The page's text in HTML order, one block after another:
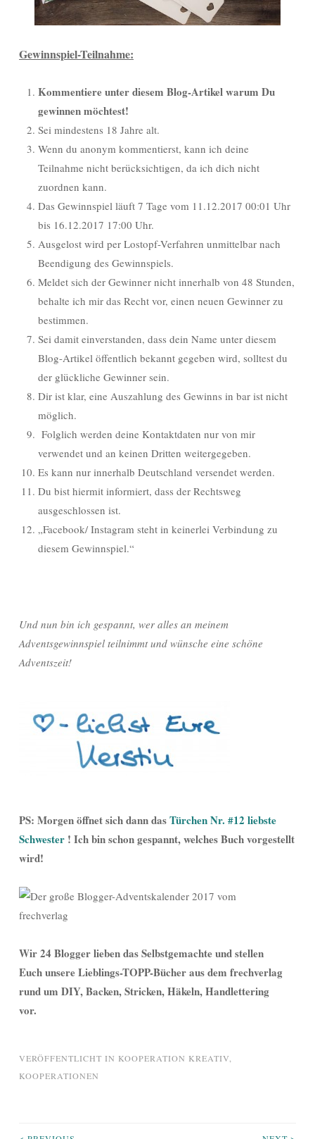
Gewinnspiel-Teilnahme:
Kommentiere unter diesem Blog-Artikel warum Du
gewinnen möchtest!
Sei mindestens 18 Jahre alt.
Wenn du anonym kommentierst, kann ich deine
Teilnahme nicht berücksichtigen, da ich dich nicht
zuordnen kann.
Das Gewinnspiel läuft 7 Tage vom 11.12.2017 00:01 Uhr
bis 16.12.2017 17:00 Uhr.
Ausgelost wird per Lostopf-Verfahren unmittelbar nach
Beendigung des Gewinnspiels.
Meldet sich der Gewinner nicht innerhalb von 48 Stunden,
behalte ich mir das Recht vor, einen neuen Gewinner zu
bestimmen.
Sei damit einverstanden, dass dein Name unter diesem
Blog-Artikel öffentlich bekannt gegeben wird, solltest du
der glückliche Gewinner sein.
Dir ist klar, eine Auszahlung des Gewinns in bar ist nicht
möglich.
Folglich werden deine Kontaktdaten nur von mir
verwendet und an keinen Dritten weitergegeben.
Es kann nur innerhalb Deutschland versendet werden.
Du bist hiermit informiert, dass der Rechtsweg
ausgeschlossen ist.
„Facebook/ Instagram steht in keinerlei Verbindung zu
diesem Gewinnspiel.“
Und nun bin ich gespannt, wer alles an meinem
Adventsgewinnspiel teilnimmt und wünsche eine schöne
Adventszeit!
PS: Morgen öffnet sich dann dasTürchen Nr. #12 liebste
Schwester ! Ich bin schon gespannt, welches Buch vorgestellt
wird!
Wir 24 Blogger lieben das Selbstgemachte und stellen
Euch unsere Lieblings-TOPP-Bücher aus dem frechverlag
rund um DIY, Backen, Stricken, Häkeln, Handlettering
vor.
VERÖFFENTLICHT IN KOOPERATION KREATIV
KOOPERATIONEN